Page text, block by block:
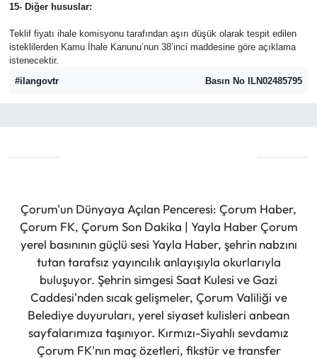
15- Diğer hususlar:
Teklif fiyatı ihale komisyonu tarafından aşırı düşük olarak tespit edilen
isteklilerden Kamu İhale Kanunu’nun 38’inci maddesine göre açıklama
istenecektir.
#ilangovtr
Basın No ILN02485795
Çorum'un Dünyaya Açılan Penceresi: Çorum Haber,
Çorum FK, Çorum Son Dakika | Yayla Haber Çorum
yerel basınının güçlü sesi Yayla Haber, şehrin nabzını
tutan tarafsız yayıncılık anlayışıyla okurlarıyla
buluşuyor. Şehrin simgesi Saat Kulesi ve Gazi
Caddesi'nden sıcak gelişmeler, Çorum Valiliği ve
Belediye duyuruları, yerel siyaset kulisleri anbean
sayfalarımıza taşınıyor. Kırmızı-Siyahlı sevdamız
Çorum FK'nın maç özetleri, fikstür ve transfer